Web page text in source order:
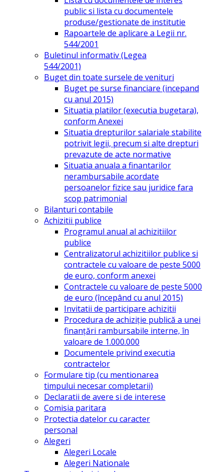
public si lista cu documentele
produse/gestionate de institutie
Rapoartele de aplicare a Legii nr.
544/2001
Buletinul informativ (Legea
544/2001)
Buget din toate sursele de venituri
Buget pe surse financiare (incepand
cu anul 2015)
Situatia platilor (executia bugetara),
conform Anexei
Situatia drepturilor salariale stabilite
potrivit legii, precum si alte drepturi
prevazute de acte normative
Situatia anuala a finantarilor
nerambursabile acordate
persoanelor fizice sau juridice fara
scop patrimonial
Bilanturi contabile
Achizitii publice
Programul anual al achizitiilor
publice
Centralizatorul achizitiilor publice si
contractele cu valoare de peste 5000
de euro, conform anexei
Contractele cu valoare de peste 5000
de euro (începând cu anul 2015)
Invitatii de participare achizitii
Procedura de achiziție publică a unei
finanțări rambursabile interne, în
valoare de 1.000.000
Documentele privind executia
contractelor
Formulare tip (cu mentionarea
timpului necesar completarii)
Declaratii de avere si de interese
Comisia paritara
Protectia datelor cu caracter
personal
Alegeri
Alegeri Locale
Alegeri Nationale